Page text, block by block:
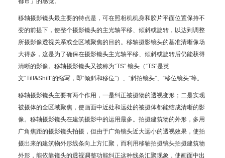
移轴摄影镜头最主要的特点是，可在照相机机身和胶片平面位置保持不
变的前提下，使整个摄影镜头的主光轴平移、倾斜或旋转，以达到调整
所摄影像透视关系或全区域聚焦的目的。移轴摄影镜头的基准清晰像场
大得多，这是为了确保在摄影镜头主光轴平移、倾斜或旋转后仍能获得
清晰的影像。移轴摄影镜头又被称为“TS” 镜头（“TS”是英
文“Tilt&Shift”的缩写，即“倾斜和移位”）、“斜拍镜头”、“移位镜头”等。
移轴摄影镜头主要有两个作用，一是纠正被摄物的透视变形；二是实现
被摄体的全区域聚焦，使画面中近处和远处的被摄体都能结成清晰的影
像。移轴摄影镜头在建筑摄影中的运用最多。拍摄建筑物的外形，多用
广角焦距的摄影镜头拍摄，但由于广角镜头近大远小的透视效果，使拍
摄出来的建筑物外形线条向上方汇聚，而利用移轴拍摄镜头拍摄建筑物
外形，能依靠镜头的透视调整功能纠正这种线条汇聚现象，使画面中出